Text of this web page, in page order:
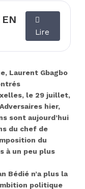
Lire
Laurent Gbagbo
le 29 juillet,
hier,
sont aujourd’hui
du chef de
du
à un peu plus
Bédié n’a plus la
politique